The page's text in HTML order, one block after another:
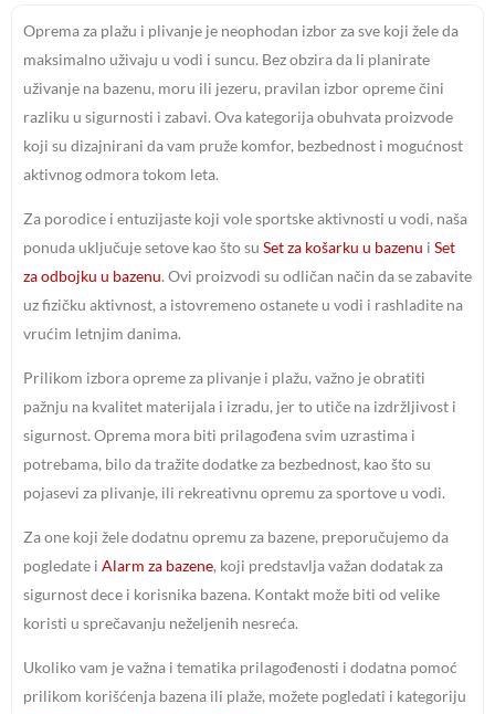
Oprema za plažu i plivanje je neophodan izbor za sve koji žele da
maksimalno uživaju u vodi i suncu. Bez obzira da li planirate
uživanje na bazenu, moru ili jezeru, pravilan izbor opreme čini
razliku u sigurnosti i zabavi. Ova kategorija obuhvata proizvode
koji su dizajnirani da vam pruže komfor, bezbednost i mogućnost
aktivnog odmora tokom leta.
Za porodice i entuzijaste koji vole sportske aktivnosti u vodi, naša
ponuda uključuje setove kao što su Set za košarku u bazenu i Set
za odbojku u bazenu. Ovi proizvodi su odličan način da se zabavite
uz fizičku aktivnost, a istovremeno ostanete u vodi i rashladite na
vrućim letnjim danima.
Prilikom izbora opreme za plivanje i plažu, važno je obratiti
pažnju na kvalitet materijala i izradu, jer to utiče na izdržljivost i
sigurnost. Oprema mora biti prilagođena svim uzrastima i
potrebama, bilo da tražite dodatke za bezbednost, kao što su
pojasevi za plivanje, ili rekreativnu opremu za sportove u vodi.
Za one koji žele dodatnu opremu za bazene, preporučujemo da
pogledate i Alarm za bazene, koji predstavlja važan dodatak za
sigurnost dece i korisnika bazena. Kontakt može biti od velike
koristi u sprečavanju neželjenih nesreća.
Ukoliko vam je važna i tematika prilagođenosti i dodatna pomoć
prilikom korišćenja bazena ili plaže, možete pogledati i kategoriju